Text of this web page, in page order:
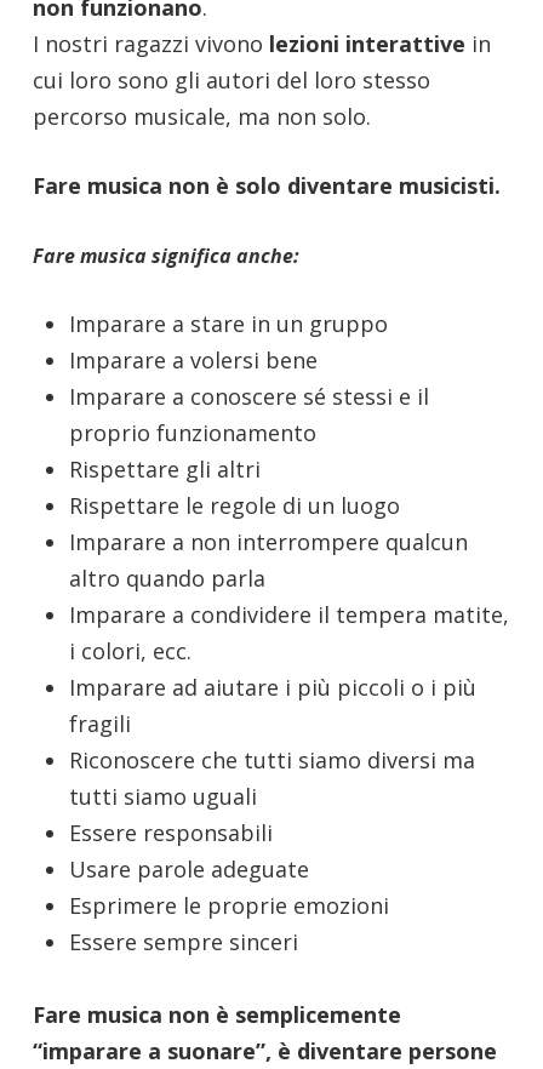
non funzionano.
I nostri ragazzi vivono lezioni interattive in
cui loro sono gli autori del loro stesso
percorso musicale, ma non solo.
Fare musica non è solo diventare musicisti.
Fare musica significa anche:
Imparare a stare in un gruppo
Imparare a volersi bene
Imparare a conoscere sé stessi e il
proprio funzionamento
Rispettare gli altri
Rispettare le regole di un luogo
Imparare a non interrompere qualcun
altro quando parla
Imparare a condividere il tempera matite,
i colori, ecc.
Imparare ad aiutare i più piccoli o i più
fragili
Riconoscere che tutti siamo diversi ma
tutti siamo uguali
Essere responsabili
Usare parole adeguate
Esprimere le proprie emozioni
Essere sempre sinceri
Fare musica non è semplicemente
“imparare a suonare”, è diventare persone